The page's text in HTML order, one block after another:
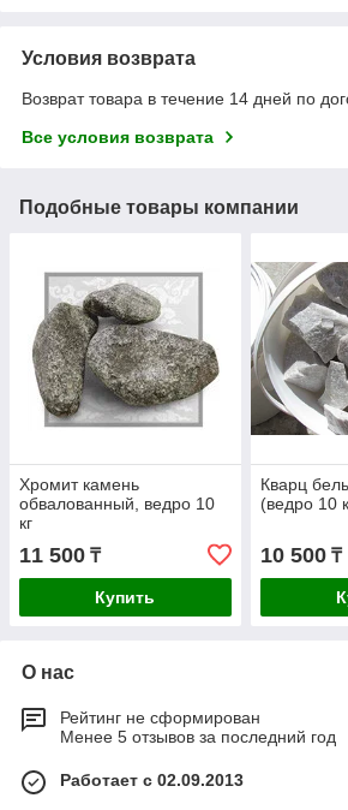
Условия возврата
Возврат товара в течение 14 дней по
Все условия возврата
Подобные товары компании
Хромит камень
обвалованный, ведро 10
кг
11 500 ₸
Купить
Кварц
(ведро 10
10 500₸
О нас
Рейтинг не сформирован
Менее 5 отзывов за последний год
Работает с 02.09.2013